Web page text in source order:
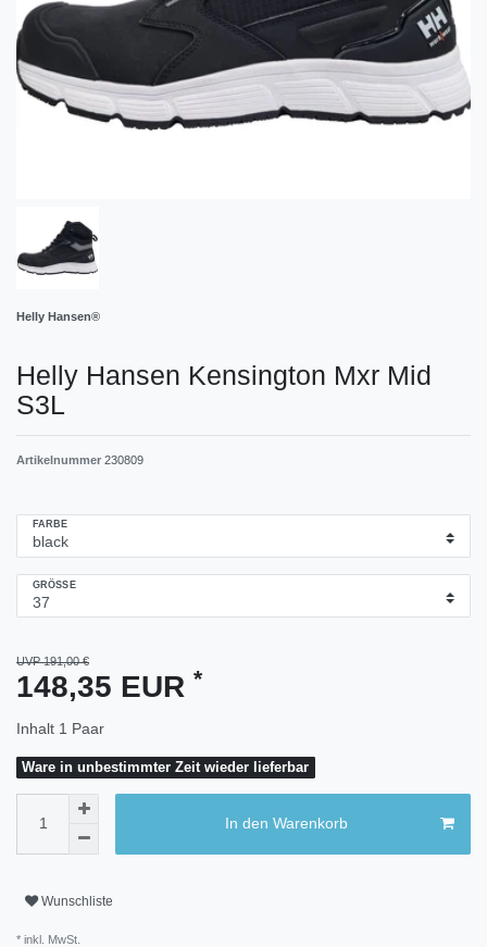
Helly Hansen®
Helly Hansen Kensington Mxr Mid
S3L
Artikelnummer 230809
FARBE
GRÖSSE
UVP 191,00 €
148,35 EUR *
Inhalt 1 Paar
Ware in unbestimmter Zeit wieder lieferbar
In den Warenkorb
Wunschliste
* inkl. MwSt.